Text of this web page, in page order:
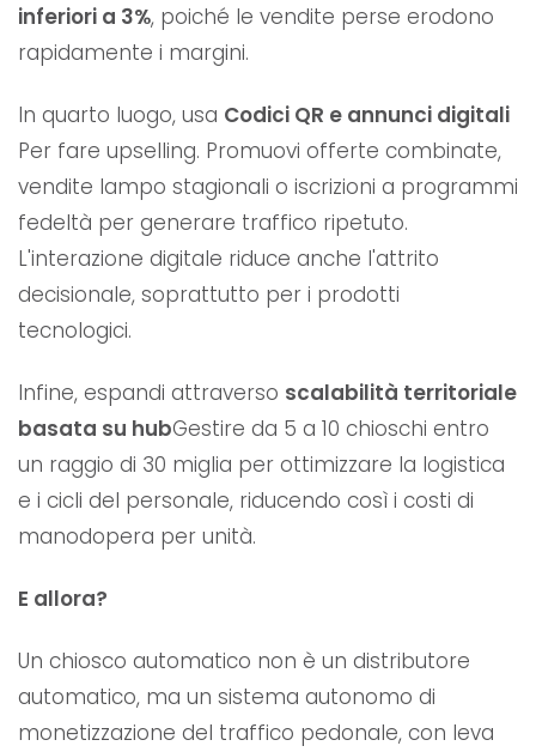
inferiori a 3%, poiché le vendite perse erodono
rapidamente i margini.
In quarto luogo, usa Codici QR e annunci digitali
Per fare upselling. Promuovi offerte combinate,
vendite lampo stagionali o iscrizioni a programmi
fedeltà per generare traffico ripetuto.
L'interazione digitale riduce anche l'attrito
decisionale, soprattutto per i prodotti
tecnologici.
Infine, espandi attraverso scalabilità territoriale
basata su hubGestire da 5 a 10 chioschi entro
un raggio di 30 miglia per ottimizzare la logistica
e i cicli del personale, riducendo così i costi di
manodopera per unità.
E allora?
Un chiosco automatico non è un distributore
automatico, ma un sistema autonomo di
monetizzazione del traffico pedonale, con leva